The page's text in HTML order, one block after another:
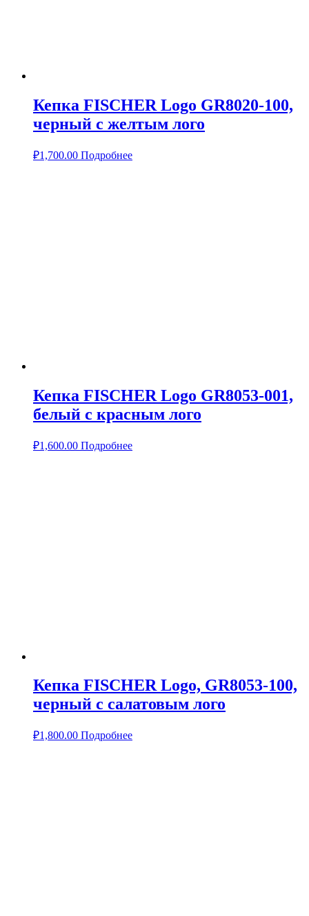
Кепка FISCHER Logo GR8020-100,
черный с желтым лого
₽1,700.00 Подробнее
Кепка FISCHER Logo GR8053-001,
белый с красным лого
₽1,600.00 Подробнее
Кепка FISCHER Logo, GR8053-100,
черный с салатовым лого
₽1,800.00 Подробнее